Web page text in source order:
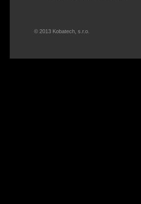
© 2013 Kobatech, s.r.o.